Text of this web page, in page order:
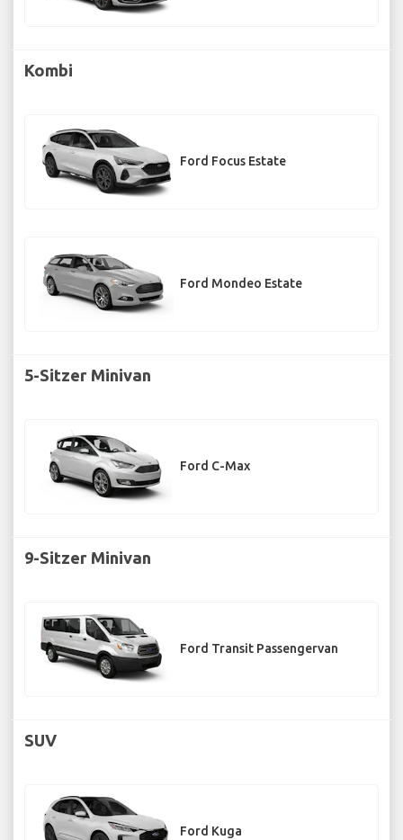
Kombi
Ford Focus Estate
Ford Mondeo Estate
5-Sitzer Minivan
Ford C-Max
9-Sitzer Minivan
Ford Transit Passengervan
SUV
Ford Kuga